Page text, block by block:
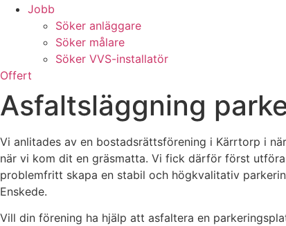
Jobb
Söker anläggare
Söker målare
Söker VVS-installatör
Offert
Asfaltsläggning
Vi anlitades av en bostadsrättsförening i Kärrtorp i
när vi kom dit en gräsmatta. Vi fick därför först
problemfritt skapa en stabil och högkvalitativ
Enskede.
Vill din förening ha hjälp att asfaltera en